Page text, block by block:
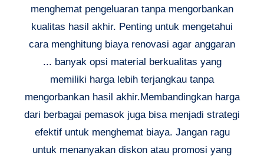
menghemat pengeluaran tanpa mengorbankan
kualitas hasil akhir. Penting untuk mengetahui
cara menghitung biaya renovasi agar anggaran
... banyak opsi material berkualitas yang
memiliki harga lebih terjangkau tanpa
mengorbankan hasil akhir.Membandingkan harga
dari berbagai pemasok juga bisa menjadi strategi
efektif untuk menghemat biaya. Jangan ragu
untuk menanyakan diskon atau promosi yang